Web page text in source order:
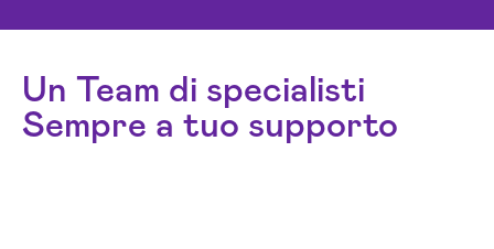
Un Team di specialisti
Sempre a tuo supporto